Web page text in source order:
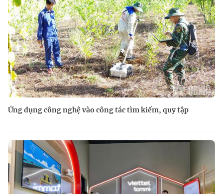
Ứng dụng công nghệ vào công tác tìm kiếm, quy tập